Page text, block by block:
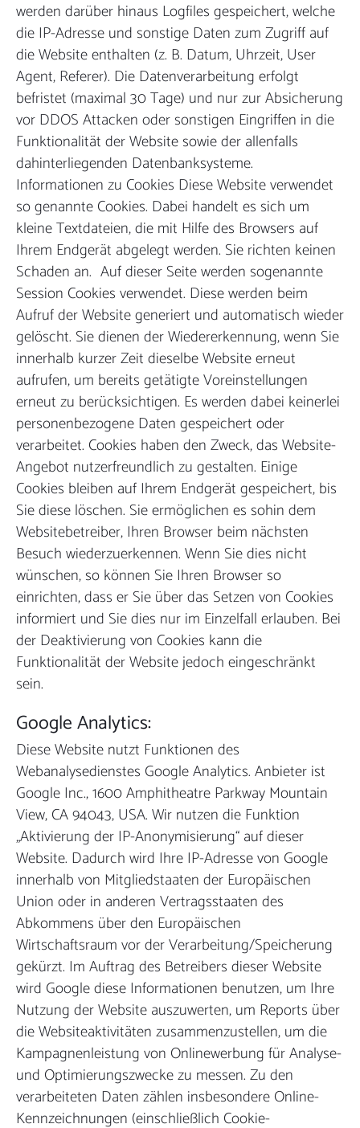
werden darüber hinaus Logfiles gespeichert, welche
die IP-Adresse und sonstige Daten zum Zugriff auf
die Website enthalten (z. B. Datum, Uhrzeit, User
Agent, Referer). Die Datenverarbeitung erfolgt
befristet (maximal 30 Tage) und nur zur Absicherung
vor DDOS Attacken oder sonstigen Eingriffen in die
Funktionalität der Website sowie der allenfalls
dahinterliegenden Datenbanksysteme.
Informationen zu Cookies Diese Website verwendet
so genannte Cookies. Dabei handelt es sich um
kleine Textdateien, die mit Hilfe des Browsers auf
Ihrem Endgerät abgelegt werden. Sie richten keinen
Schaden an. Auf dieser Seite werden sogenannte
Session Cookies verwendet. Diese werden beim
Aufruf der Website generiert und automatisch wieder
gelöscht. Sie dienen der Wiedererkennung, wenn Sie
innerhalb kurzer Zeit dieselbe Website erneut
aufrufen, um bereits getätigte Voreinstellungen
erneut zu berücksichtigen. Es werden dabei keinerlei
personenbezogene Daten gespeichert oder
verarbeitet. Cookies haben den Zweck, das Website-
Angebot nutzerfreundlich zu gestalten. Einige
Cookies bleiben auf Ihrem Endgerät gespeichert, bis
Sie diese löschen. Sie ermöglichen es sohin dem
Websitebetreiber, Ihren Browser beim nächsten
Besuch wiederzuerkennen. Wenn Sie dies nicht
wünschen, so können Sie Ihren Browser so
einrichten, dass er Sie über das Setzen von Cookies
informiert und Sie dies nur im Einzelfall erlauben. Bei
der Deaktivierung von Cookies kann die
Funktionalität der Website jedoch eingeschränkt
sein.
Google Analytics:
Diese Website nutzt Funktionen des
Webanalysedienstes Google Analytics. Anbieter ist
Google Inc., 1600 Amphitheatre Parkway Mountain
View, CA 94043, USA. Wir nutzen die Funktion
„Aktivierung der IP-Anonymisierung“ auf dieser
Website. Dadurch wird Ihre IP-Adresse von Google
innerhalb von Mitgliedstaaten der Europäischen
Union oder in anderen Vertragsstaaten des
Abkommens über den Europäischen
Wirtschaftsraum vor der Verarbeitung/Speicherung
gekürzt. Im Auftrag des Betreibers dieser Website
wird Google diese Informationen benutzen, um Ihre
Nutzung der Website auszuwerten, um Reports über
die Websiteaktivitäten zusammenzustellen, um die
Kampagnenleistung von Onlinewerbung für Analyse-
und Optimierungszwecke zu messen. Zu den
verarbeiteten Daten zählen insbesondere Online-
Kennzeichnungen (einschließlich Cookie-